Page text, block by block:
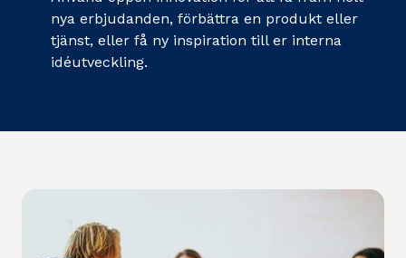
nya erbjudanden, förbättra en produkt eller
tjänst, eller få ny inspiration till er interna
idéutveckling.